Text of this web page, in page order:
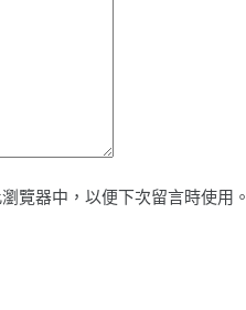
覽器中，以便下次留言時使用。